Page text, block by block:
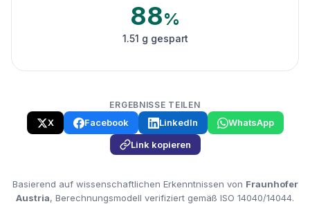
88%
1.51 g gespart
ERGEBNISSE TEILEN
X Facebook LinkedIn
WhatsApp
Link kopieren
Basierend auf wissenschaftlichen Erkenntnissen von Fraunhofer
Austria, Berechnungsmodell verifiziert gemäß ISO 14040/14044.